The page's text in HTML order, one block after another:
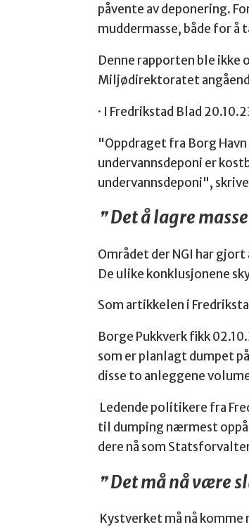
påvente av deponering.
muddermasse, både for å
Denne rapporten ble
Miljødirektoratet
· I Fredrikstad Blad
"Oppdraget fra Borg
undervannsdeponi er
undervannsdeponi",
Det å lagre
Området der NGI har
De ulike konklusjonene
Som artikkelen i
Borge Pukkverk fikk
som er planlagt dumpet
disse to anleggene
Ledende politikere fra
til dumping nærmest
dere nå som
Det må nå være
Kystverket må nå